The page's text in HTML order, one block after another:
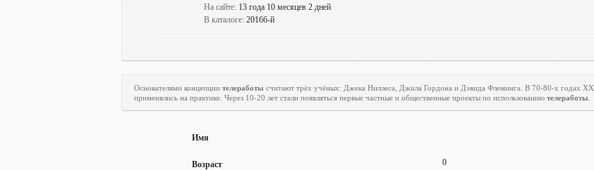
На сайте: 13 года 10 месяцев 2 дней
В каталоге: 20166-й
Основателями концепции телеработы считают трёх учёных: Джека Ниллеса, Джила Гордона и Дэвида Флеминга. В 70-80-х годах XX
применялись на практике. Через 10-20 лет стали появляться первые частные и общественные проекты по использованию телеработы
Имя
Возраст 0